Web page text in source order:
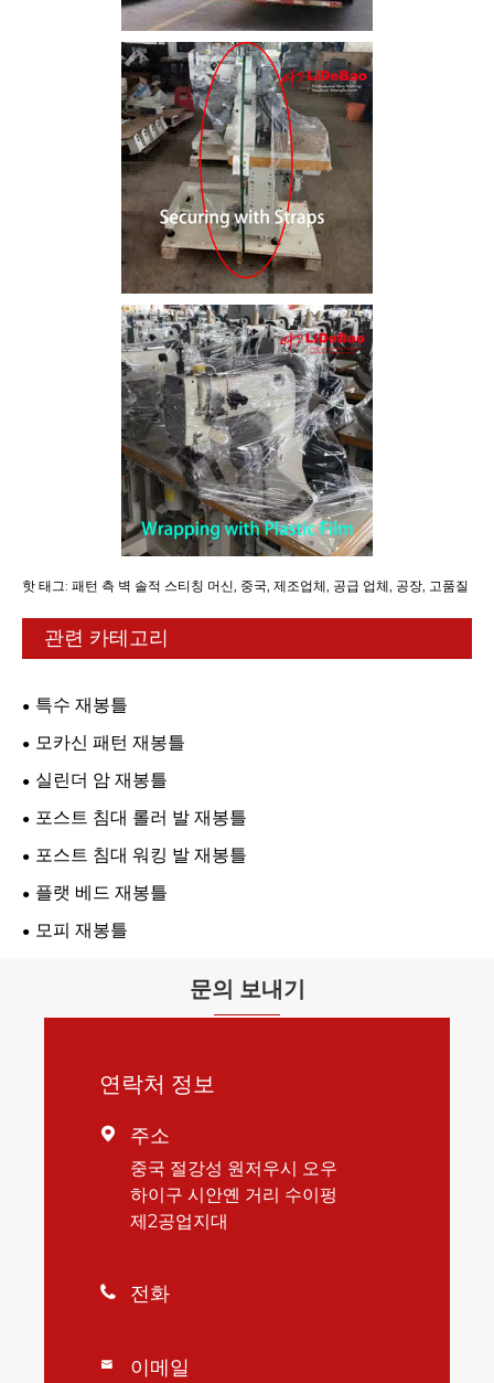
핫 태그: 패턴 측 벽 솔적 스티칭 머신, 중국, 제조업체, 공급 업체, 공장, 고품질
관련 카테고리
특수 재봉틀
모카신 패턴 재봉틀
실린더 암 재봉틀
포스트 침대 롤러 발 재봉틀
포스트 침대 워킹 발 재봉틀
플랫 베드 재봉틀
모피 재봉틀
문의 보내기
연락처 정보
 주소
중국 절강성 원저우시 오우
하이구 시안옌 거리 수이펑
제2공업지대
 전화
 이메일